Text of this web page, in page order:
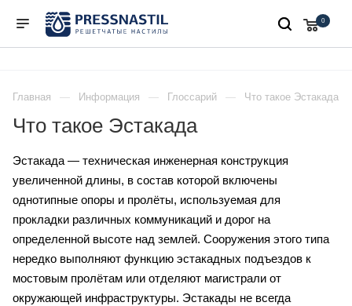
0
Главная Информация Глоссарий Что такое Эстакада
Что такое Эстакада
Эстакада — техническая инженерная конструкция
увеличенной длины, в состав которой включены
однотипные опоры и пролёты, используемая для
прокладки различных коммуникаций и дорог на
определенной высоте над землей. Сооружения этого типа
нередко выполняют функцию эстакадных подъездов к
мостовым пролётам или отделяют магистрали от
окружающей инфраструктуры. Эстакады не всегда